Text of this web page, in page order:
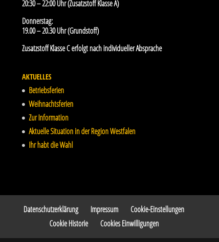
20:30 – 22:00 Uhr (Zusatzstoff Klasse A)
Donnerstag:
19.00 – 20.30 Uhr (Grundstoff)
Zusatzstoff Klasse C erfolgt nach individueller Absprache
AKTUELLES
Betriebsferien
Weihnachtsferien
Zur Information
Aktuelle Situation in der Region Westfalen
Ihr habt die Wahl
Datenschutzerklärung Impressum
Cookie-Einstellungen
Cookie Historie
Cookies Einwilligungen